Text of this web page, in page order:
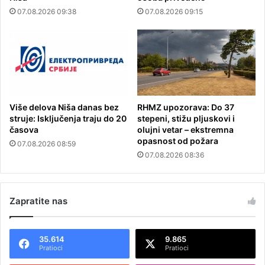
07.08.2026 09:38 07.08.2026 09:15
Više delova Niša danas bez
struje: Isključenja traju do 20
časova
07.08.2026 08:59
RHMZ upozorava: Do 37
stepeni, stižu pljuskovi i
olujni vetar – ekstremna
opasnost od požara
07.08.2026 08:36
Zapratite nas
35.614
Pratioci
9.865
Pratioci